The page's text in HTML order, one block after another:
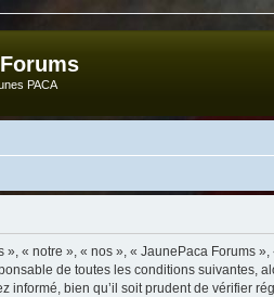
PACA
« notre », « nos », « JaunePaca Forums
de toutes les conditions suivantes,
informé, bien qu’il soit prudent de vérifier